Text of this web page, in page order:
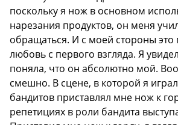
поскольку я нож в основном
нарезания продуктов, он меня
обращаться. И с моей стороны это
любовь с первого взгляда. Я
поняла, что он абсолютно мой.
смешно. В сцене, в которой я
бандитов приставлял мне нож к
репетициях в роли бандита